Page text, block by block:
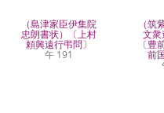
（島津家臣伊集院
忠朗書状）〔上村
頼興遠行弔問〕
午 191
（筑
文衆
〔豊
前